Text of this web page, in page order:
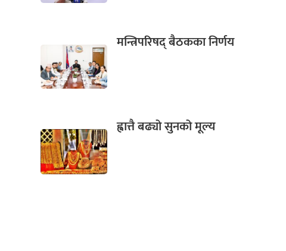
मन्त्रिपरिषद् बैठकका निर्णय
ह्वात्तै बढ्यो सुनको मूल्य